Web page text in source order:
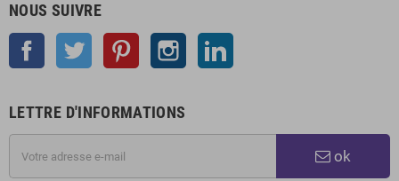
NOUS SUIVRE
Facebook Twitter Pinterest Instagram
LETTRE D'INFORMATIONS
ok